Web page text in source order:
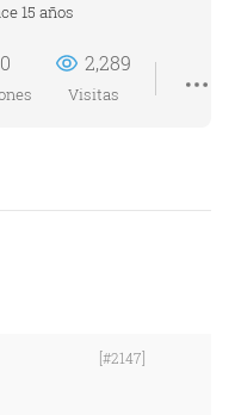
15 años
0 2,289
Visitas
[#2147]